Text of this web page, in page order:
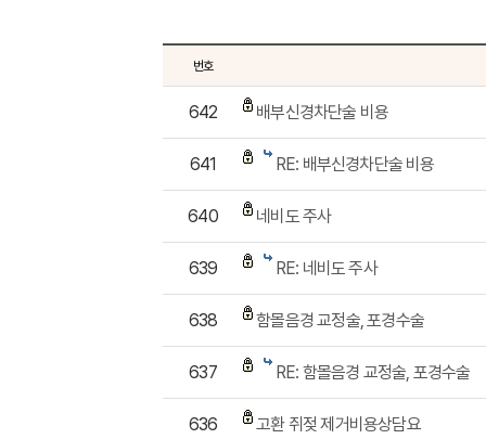
번호
642 배부신경차단술 비용
641 RE: 배부신경차단술 비용
640 네비도 주사
639 RE: 네비도 주사
638 함몰음경 교정술, 포경수술
637 RE: 함몰음경 교정술, 포경수술
636 고환 쥐젖 제거비용상담요